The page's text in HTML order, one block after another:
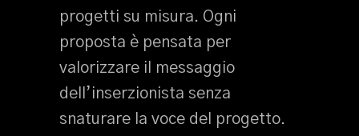
progetti su misura. Ogni
proposta è pensata per
valorizzare il messaggio
dell’inserzionista senza
snaturare la voce del progetto.